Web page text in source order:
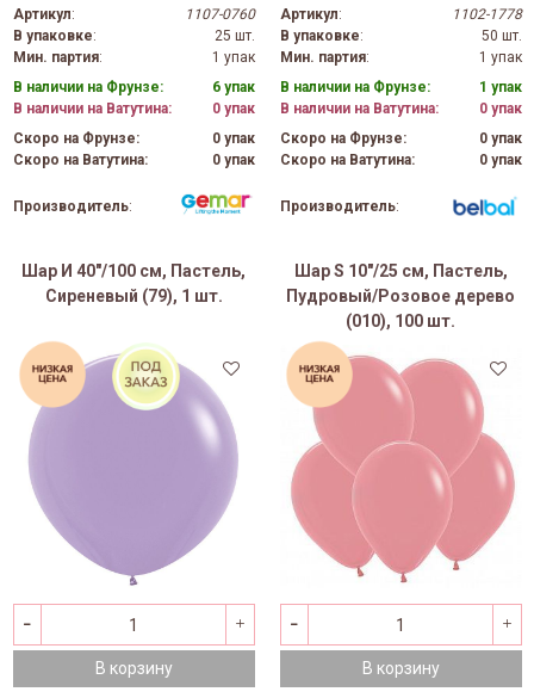
Артикул:
1107-0760
В упаковке:
25 шт.
Мин. партия:
1 упак
В наличии на Фрунзе:
6 упак
В наличии на Ватутина:
0 упак
Скоро на Фрунзе:
0 упак
Скоро на Ватутина:
0 упак
Производитель:
Артикул:
1102-1778
В упаковке:
50 шт.
Мин. партия:
1 упак
В наличии на Фрунзе:
1 упак
В наличии на Ватутина:
0 упак
Скоро на Фрунзе:
0 упак
Скоро на Ватутина:
0 упак
Производитель:
Шар И 40"/100 см, Пастель,
Сиреневый (79), 1 шт.
В корзину
Шар S 10"/25 см, Пастель,
Пудровый/Розовое дерево
(010), 100 шт.
В корзину